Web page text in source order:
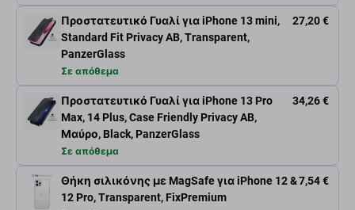
Προστατευτικό Γυαλί για iPhone 13 mini,
Standard Fit Privacy AB, Transparent,
PanzerGlass
27,20 €
Σε απόθεμα
Προστατευτικό Γυαλί για iPhone 13 Pro
Max, 14 Plus, Case Friendly Privacy AB,
Μαύρο, Black, PanzerGlass
34,26 €
Σε απόθεμα
Θήκη σιλικόνης με MagSafe για iPhone 12 &
12 Pro, Transparent, FixPremium
7,54 €